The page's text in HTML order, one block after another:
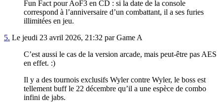
Fun Fact pour AoF3 en CD : si la date de la console
correspond à l’anniversaire d’un combattant, il a ses furies
illimitées en jeu.
5. Le jeudi 23 avril 2026, 21:32 par Game A
C’est aussi le cas de la version arcade, mais peut-être pas AES
en effet. :)
Il y a des tournois exclusifs Wyler contre Wyler, le boss est
tellement buff le 22 décembre qu’il a une espèce de combo
infini de jabs.